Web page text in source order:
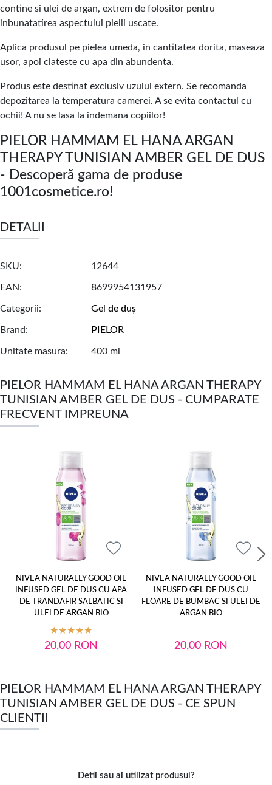
contine si ulei de argan, extrem de folositor pentru
inbunatatirea aspectului pielii uscate.
Aplica produsul pe pielea umeda, in cantitatea dorita, maseaza
usor, apoi clateste cu apa din abundenta.
Produs este destinat exclusiv uzului extern. Se recomanda
depozitarea la temperatura camerei. A se evita contactul cu
ochii! A nu se lasa la indemana copiilor!
PIELOR HAMMAM EL HANA ARGAN
THERAPY TUNISIAN AMBER GEL DE DUS
- Descoperă gama de produse
1001cosmetice.ro!
DETALII
SKU 12644
EAN 8699954131957
Categorii Gel de duș
Brand PIELOR
Unitate masura 400 ml
PIELOR HAMMAM EL HANA ARGAN THERAPY
TUNISIAN AMBER GEL DE DUS - CUMPARATE
FRECVENT IMPREUNA
NIVEA NATURALLY GOOD OIL
INFUSED GEL DE DUS CU APA
DE TRANDAFIR SALBATIC SI
ULEI DE ARGAN BIO
20,00 RON
NIVEA NATURALLY GOOD OIL
INFUSED GEL DE DUS CU
FLOARE DE BUMBAC SI ULEI DE
ARGAN BIO
20,00 RON
PIELOR HAMMAM EL HANA ARGAN THERAPY
TUNISIAN AMBER GEL DE DUS - CE SPUN
CLIENTII
Detii sau ai utilizat produsul?